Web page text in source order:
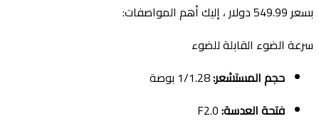
بسعر 549.99 دولار ، إليك أهم المواصفات:
سرعة الضوء القابلة للضوء
حجم المستشعر:
فتحة العدسة: